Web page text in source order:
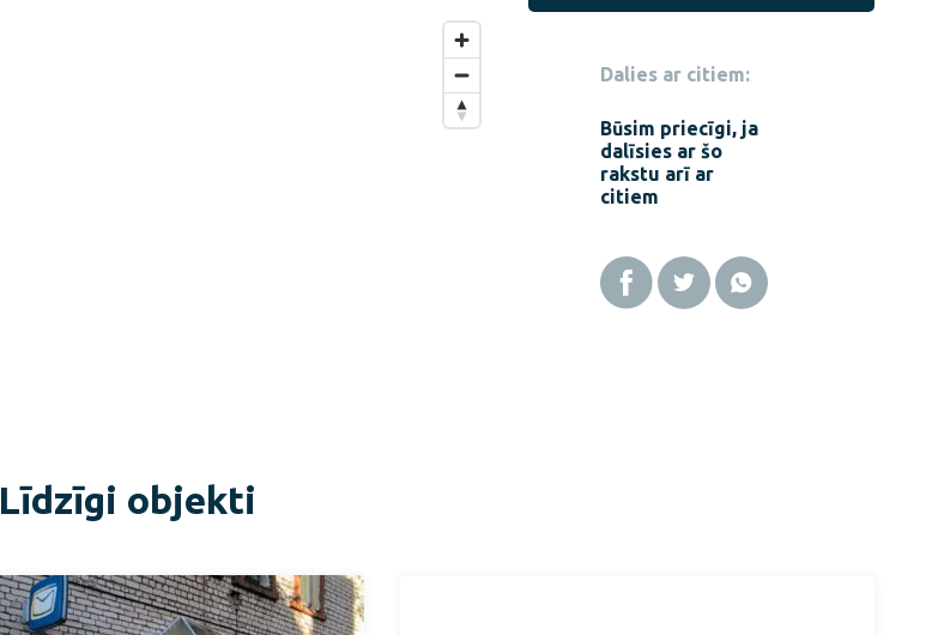
Dalies ar citiem:
Būsim priecīgi, ja
dalīsies ar šo
rakstu arī ar
citiem
Līdzīgi objekti